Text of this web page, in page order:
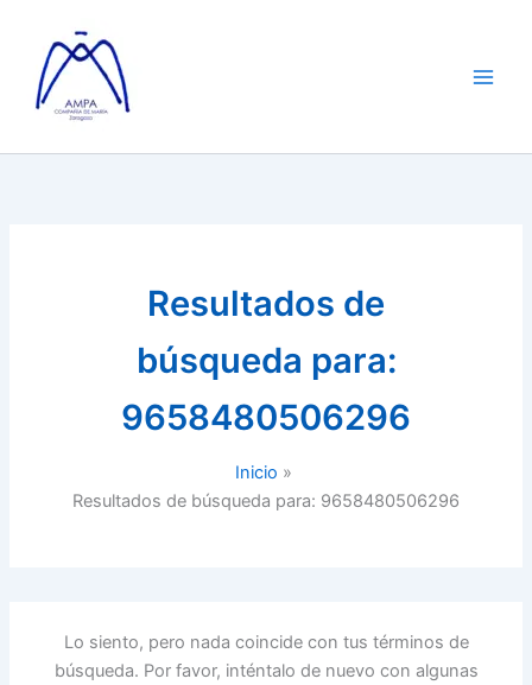
contenido
Resultados de
búsqueda para:
9658480506296
Inicio
Resultados de búsqueda para: 9658480506296
Lo siento, pero nada coincide con tus términos de
búsqueda. Por favor, inténtalo de nuevo con algunas